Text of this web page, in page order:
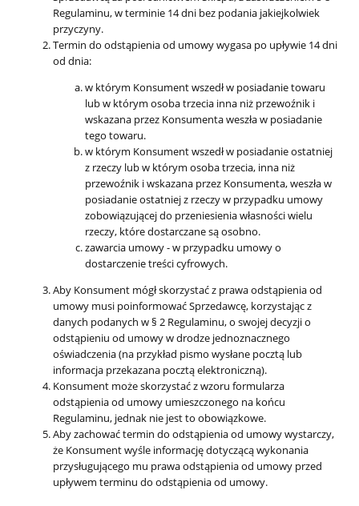
Regulaminu, w terminie 14 dni bez podania jakiejkolwiek
przyczyny.
Termin do odstąpienia od umowy wygasa po upływie 14 dni
od dnia:
w którym Konsument wszedł w posiadanie towaru
lub w którym osoba trzecia inna niż przewoźnik i
wskazana przez Konsumenta weszła w posiadanie
tego towaru.
w którym Konsument wszedł w posiadanie ostatniej
z rzeczy lub w którym osoba trzecia, inna niż
przewoźnik i wskazana przez Konsumenta, weszła w
posiadanie ostatniej z rzeczy w przypadku umowy
zobowiązującej do przeniesienia własności wielu
rzeczy, które dostarczane są osobno.
zawarcia umowy - w przypadku umowy o
dostarczenie treści cyfrowych.
Aby Konsument mógł skorzystać z prawa odstąpienia od
umowy musi poinformować Sprzedawcę, korzystając z
danych podanych w § 2 Regulaminu, o swojej decyzji o
odstąpieniu od umowy w drodze jednoznacznego
oświadczenia (na przykład pismo wysłane pocztą lub
informacja przekazana pocztą elektroniczną).
Konsument może skorzystać z wzoru formularza
odstąpienia od umowy umieszczonego na końcu
Regulaminu, jednak nie jest to obowiązkowe.
Aby zachować termin do odstąpienia od umowy wystarczy,
że Konsument wyśle informację dotyczącą wykonania
przysługującego mu prawa odstąpienia od umowy przed
upływem terminu do odstąpienia od umowy.